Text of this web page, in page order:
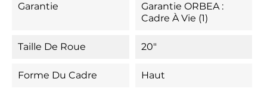
Garantie
Garantie ORBEA :
Cadre À Vie (1)
Taille De Roue 20"
Forme Du Cadre Haut